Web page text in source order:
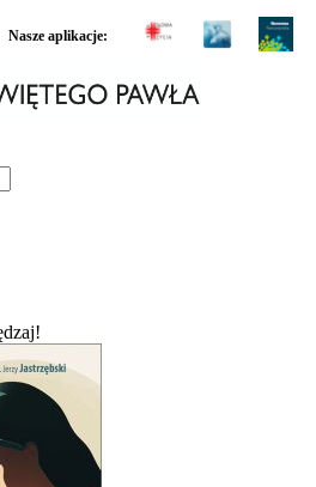
Nasze aplikacje: